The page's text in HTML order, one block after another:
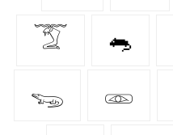
𓄆 🐀
𓆌 𓁽